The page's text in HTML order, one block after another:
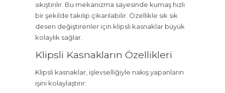
sıkıştırılır. Bu mekanizma sayesinde kumaş hızlı
bir şekilde takılıp çıkarılabilir. Özellikle sık sık
desen değiştirenler için klipsli kasnaklar büyük
kolaylık sağlar.
Klipsli Kasnakların Özellikleri
Klipsli kasnaklar, işlevselliğiyle nakış yapanların
işini kolaylaştırır: